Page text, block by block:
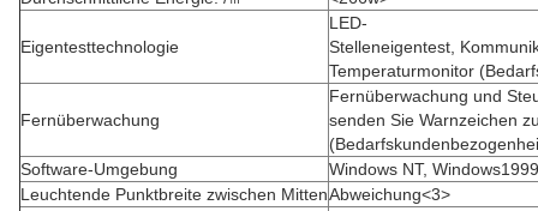
Eigentesttechnologie
LED-
Stelleneigentest,
Temperaturmonitor
Fernüberwachung
Fernüberwachung und
senden Sie Warnzeichen
Software-Umgebung
Windows NT,
Leuchtende Punktbreite zwischen MittenAbweichung<3>